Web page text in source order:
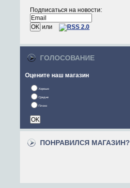
Подписаться на новости:
или
ГОЛОСОВАНИЕ
Оцените наш магазин
Хорошо
Средне
Плохо
ПОНРАВИЛСЯ МАГАЗИН?